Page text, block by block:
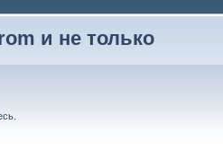
и не только